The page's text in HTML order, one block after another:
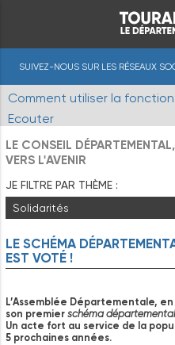
SUIVEZ-NOUS SUR LES RÉSEAUX
Comment utiliser la
Ecouter
LE CONSEIL
VERS L'AVENIR
JE FILTRE PAR THÈME :
LE SCHÉMA
EST VOTÉ !
L’Assemblée Départementale,
son premier schéma
Un acte fort au service de la
5 prochaines années.